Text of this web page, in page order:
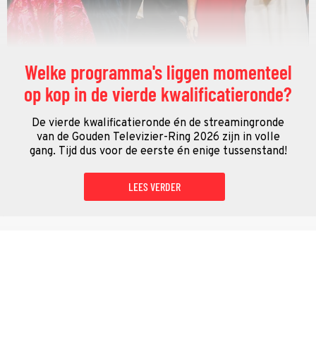
Welke programma's liggen momenteel
op kop in de vierde kwalificatieronde?
De vierde kwalificatieronde én de streamingronde
van de Gouden Televizier-Ring 2026 zijn in volle
gang. Tijd dus voor de eerste én enige tussenstand!
LEES VERDER